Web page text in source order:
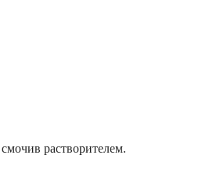
растворителем.